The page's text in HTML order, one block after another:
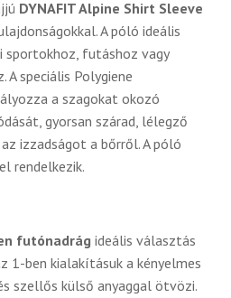
DYNAFIT Alpine Shirt Sleeve
A póló ideális
sportokhoz, futáshoz vagy
speciális Polygiene
a szagokat okozó
gyorsan szárad, lélegző
izzadságot a bőrről. A póló
rendelkezik.
futónadrág ideális választás
1-ben kialakításuk a kényelmes
szellős külső anyaggal ötvözi.